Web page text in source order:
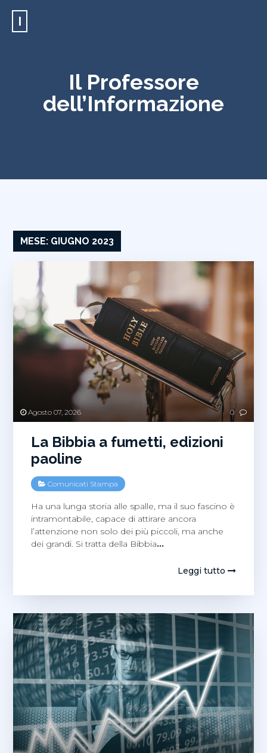
I
Il Professore
dell’Informazione
MESE: GIUGNO 2023
Agosto 07, 2026 0
La Bibbia a fumetti, edizioni
paoline
Comunicati Stampa
Ha una lunga storia alle spalle, ma il suo fascino è
intramontabile, capace di attirare ancora
l’attenzione non solo dei più piccoli, ma anche
dei grandi. Si tratta della Bibbia…
Leggi tutto